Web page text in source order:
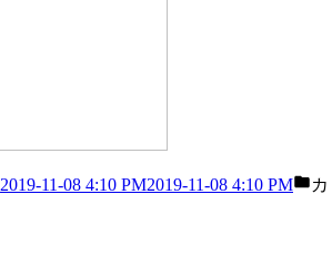
2019-11-08 4:10 PM2019-11-08 4:10 PM
カ